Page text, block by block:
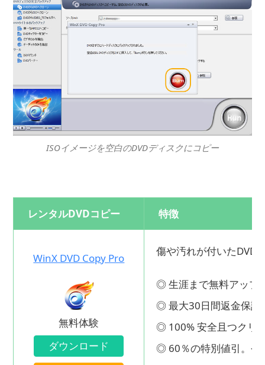
ISOイメージを空白のDVDディスクにコピー
レンタルDVDコピー 特徴
WinX DVD Copy Pro
無料体験
ダウンロード
傷や汚れが付いたDVD
◎ 生涯まで無料アップ
◎ 最大30日間返金保証
◎ 100% 安全且つクリ
◎ 60％の特別値引。今